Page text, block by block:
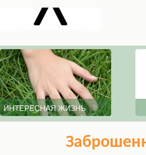
ИНТЕРЕСНАЯ ЖИЗНЬ